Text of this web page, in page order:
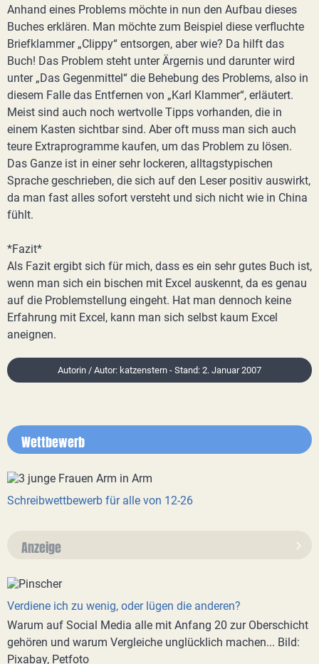
Anhand eines Problems möchte in nun den Aufbau dieses
Buches erklären. Man möchte zum Beispiel diese verfluchte
Briefklammer „Clippy“ entsorgen, aber wie? Da hilft das
Buch! Das Problem steht unter Ärgernis und darunter wird
unter „Das Gegenmittel“ die Behebung des Problems, also in
diesem Falle das Entfernen von „Karl Klammer“, erläutert.
Meist sind auch noch wertvolle Tipps vorhanden, die in
einem Kasten sichtbar sind. Aber oft muss man sich auch
teure Extraprogramme kaufen, um das Problem zu lösen.
Das Ganze ist in einer sehr lockeren, alltagstypischen
Sprache geschrieben, die sich auf den Leser positiv auswirkt,
da man fast alles sofort versteht und sich nicht wie in China
fühlt.
*Fazit*
Als Fazit ergibt sich für mich, dass es ein sehr gutes Buch ist,
wenn man sich ein bischen mit Excel auskennt, da es genau
auf die Problemstellung eingeht. Hat man dennoch keine
Erfahrung mit Excel, kann man sich selbst kaum Excel
aneignen.
Autorin / Autor: katzenstern - Stand: 2. Januar 2007
Wettbewerb
Schreibwettbewerb für alle von 12-26
Anzeige
Verdiene ich zu wenig, oder lügen die anderen?
Warum auf Social Media alle mit Anfang 20 zur Oberschicht
gehören und warum Vergleiche unglücklich machen... Bild:
Pixabay, Petfoto